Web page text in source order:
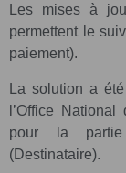
Les mises à
permettent le
paiement).
La solution a
l’Office
pour la partie
(Destinataire).